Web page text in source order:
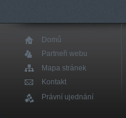
Domů
Partneři webu
Mapa stránek
Kontakt
Právní ujednání